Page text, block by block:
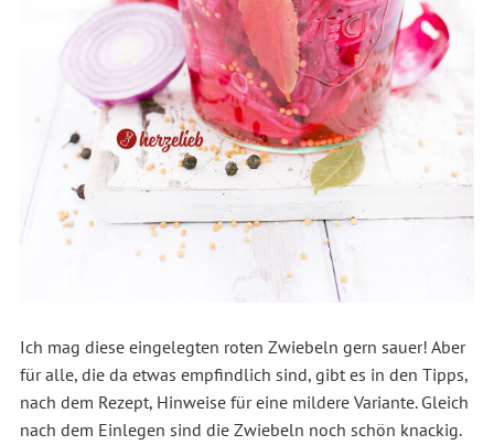
Ich mag diese eingelegten roten Zwiebeln gern sauer! Aber
für alle, die da etwas empfindlich sind, gibt es in den Tipps,
nach dem Rezept, Hinweise für eine mildere Variante. Gleich
nach dem Einlegen sind die Zwiebeln noch schön knackig.